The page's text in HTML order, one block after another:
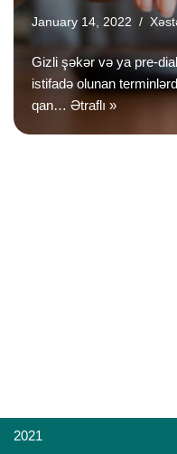
January 14, 2022
Gizli şəkər və ya pre-
istifadə olunan
qan… Ətraflı »
2021